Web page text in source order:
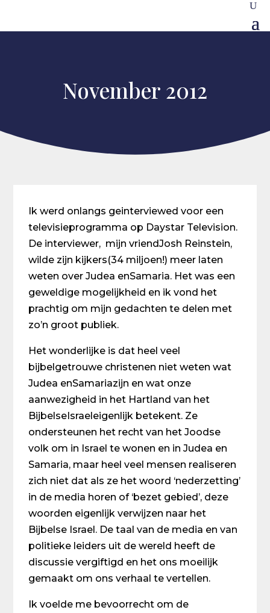
November 2012
Ik werd onlangs geinterviewed voor een
televisieprogramma op Daystar Television.
De interviewer, mijn vriendJosh Reinstein,
wilde zijn kijkers(34 miljoen!) meer laten
weten over Judea enSamaria. Het was een
geweldige mogelijkheid en ik vond het
prachtig om mijn gedachten te delen met
zo’n groot publiek.
Het wonderlijke is dat heel veel
bijbelgetrouwe christenen niet weten wat
Judea enSamariazijn en wat onze
aanwezigheid in het Hartland van het
BijbelseIsraeleigenlijk betekent. Ze
ondersteunen het recht van het Joodse
volk om in Israel te wonen en in Judea en
Samaria, maar heel veel mensen realiseren
zich niet dat als ze het woord ‘nederzetting’
in de media horen of ‘bezet gebied’, deze
woorden eigenlijk verwijzen naar het
Bijbelse Israel. De taal van de media en van
politieke leiders uit de wereld heeft de
discussie vergiftigd en het ons moeilijk
gemaakt om ons verhaal te vertellen.
Ik voelde me bevoorrecht om de